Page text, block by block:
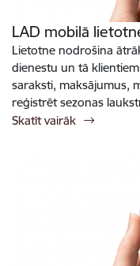
LAD mobilā
Lietotne nodrošina
dienestu un tā
saraksti, maksājumus,
reģistrēt sezonas
Skatīt vairāk